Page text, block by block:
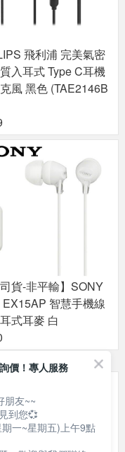
飛利浦 完美氣密
入耳式 Type C耳機
風 黑色 (TAE2146B
司貨-非平輸】SONY
智慧手機線
式耳麥 白
價！專人服務
友~~
到您💞
一~星期五)上午9點